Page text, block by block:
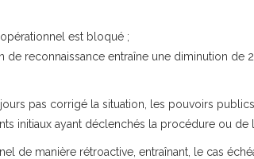
est bloqué ;
reconnaissance entraîne une diminution de 2
pas corrigé la situation, les pouvoirs
initiaux ayant déclenchés la procédure ou de
de manière rétroactive, entraînant, le cas